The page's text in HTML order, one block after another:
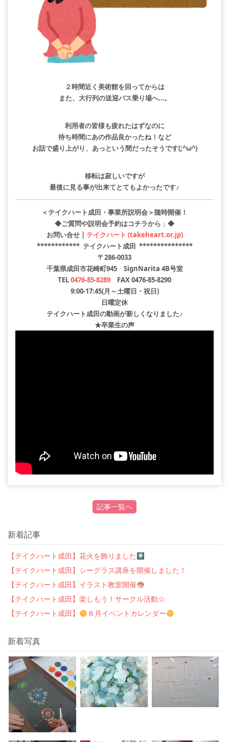
２時間近く美術館を回ってからは
また、大行列の送迎バス乗り場へ…。
利用者の皆様も疲れたはずなのに
待ち時間にあの作品良かったね！など
お話で盛り上がり、あっという間だったそうです(;^ω^)
移転は寂しいですが
最後に見る事が出来てとてもよかったです♪
＜テイクハート成田・事業所説明会＞随時開催！
◆ご質問や説明会予約はコチラから ↓ ◆
お問い合せ | テイクハート (takeheart.or.jp)
************ テイクハート成田 ***************
〒286-0033
千葉県成田市花崎町945 SignNarita 4B号室
TEL0476-85-8289 FAX 0476-85-8290
9:00-17:45(月～土曜日・祝日)
日曜定休
テイクハート成田の動画が新しくなりました♪
★卒業生の声
記事一覧へ
新着記事
【テイクハート成田】花火を飾りました
【テイクハート成田】シーグラス講座を開催しました！
【テイクハート成田】イラスト教室開催
【テイクハート成田】楽しもう！サークル活動☆
【テイクハート成田】
８月イベントカレンダー
新着写真